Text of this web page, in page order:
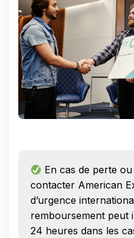
En cas de perte
contacter American
d’urgence
remboursement peut
24 heures dans les